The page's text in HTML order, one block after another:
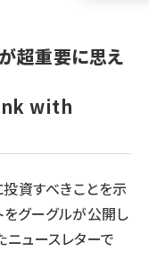
超重要に思え
with
資すべきことを示
をグーグルが公開し
ニュースレターで